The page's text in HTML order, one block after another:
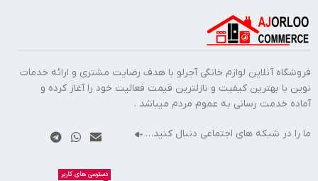
فروشگاه آنلاین لوازم خانگی آجرلو با هدف رضایت مشتری و ارائه خدمات
نوین با بهترین کیفیت و نازلترین قیمت فعالیت خود را آغاز کرده و
آماده خدمت رسانی به عموم مردم میباشد .
ما را در شبکه های اجتماعی دنبال کنید…
دسترسی های کاربر